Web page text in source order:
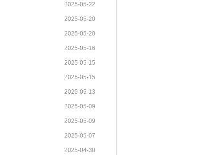
2025-05-22
2025-05-20
2025-05-20
2025-05-16
2025-05-15
2025-05-15
2025-05-13
2025-05-09
2025-05-09
2025-05-07
2025-04-30